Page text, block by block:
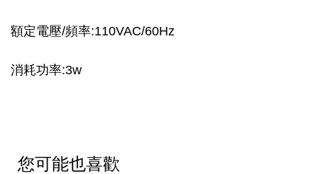
額定電壓/頻率:110VAC/60Hz
消耗功率:3w
您可能也喜歡